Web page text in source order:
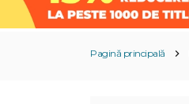
Pagină principală